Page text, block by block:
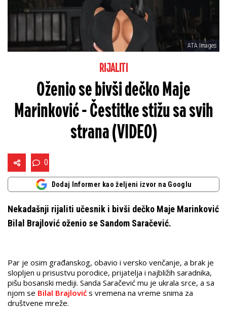
ATA Images
RIJALITI
Oženio se bivši dečko Maje
Marinković - Čestitke stižu sa svih
strana (VIDEO)
0
Dodaj Informer kao željeni izvor na Googlu
Nekadašnji rijaliti učesnik i bivši dečko Maje Marinković
Bilal Brajlović oženio se Sandom Saračević.
Par je osim građanskog, obavio i versko venčanje, a brak je
slopljen u prisustvu porodice, prijatelja i najbližih saradnika,
pišu bosanski mediji. Sanda Saračević mu je ukrala srce, a sa
njom se Bilal Brajlović s vremena na vreme snima za
društvene mreže.